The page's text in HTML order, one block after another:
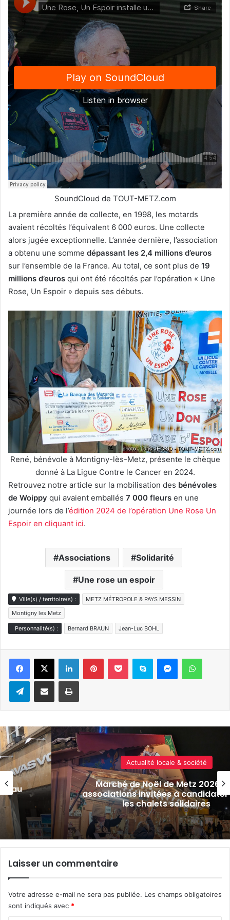
SoundCloud de TOUT-METZ.com
La première année de collecte, en 1998, les motards
avaient récoltés l’équivalent 6 000 euros. Une collecte
alors jugée exceptionnelle. L’année dernière, l’association
a obtenu une somme dépassant les 2,4 millions d’euros
sur l’ensemble de la France. Au total, ce sont plus de 19
millions d’euros qui ont été récoltés par l’opération « Une
Rose, Un Espoir » depuis ses débuts.
René, bénévole à Montigny-lès-Metz, présente le chèque
donné à La Ligue Contre le Cancer en 2024.
Retrouvez notre article sur la mobilisation des bénévoles
de Woippy qui avaient emballés 7 000 fleurs en une
journée lors de l’édition 2024 de l’opération Une Rose Un
Espoir en cliquant ici.
Associations Solidarité
Une rose un espoir
Ville(s) / territoire(s) :
METZ MÉTROPOLE & PAYS MESSIN
Montigny les Metz
Personnalité(s) : Bernard BRAUN Jean-Luc BOHL
LinkedinPinterestPocket Skype Messenger
TelegramPartager par e-mail Imprimer
Sports & loisirs
Une marche contre la maladie
Charcot organisée ce 20 juin
Marsilly
Laisser un commentaire
Votre adresse e-mail ne sera pas publiée. Les champs obligatoires
sont indiqués avec *